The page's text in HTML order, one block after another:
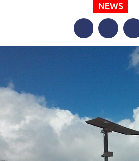
NEWS
FacebookTwitter